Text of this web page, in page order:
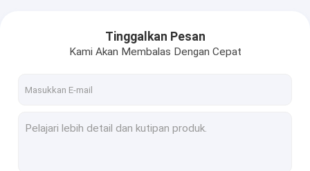
Tinggalkan Pesan
Kami Akan Membalas Dengan Cepat